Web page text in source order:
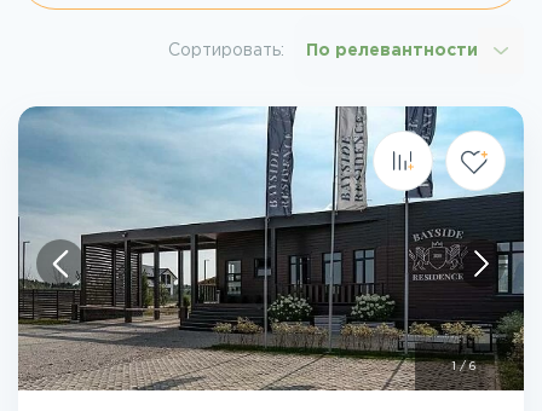
Сортировать: По релевантности
1/6